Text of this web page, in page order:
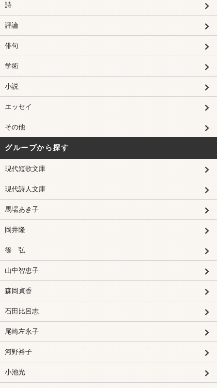
詩
評論
俳句
学術
小説
エッセイ
その他
グループから探す
現代短歌文庫
現代詩人文庫
馬場あき子
岡井隆
篠 弘
山中智恵子
森岡貞香
石田比呂志
尾崎左永子
河野裕子
小池光